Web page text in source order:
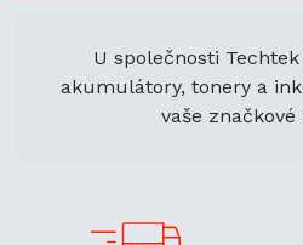
U společnosti
akumulátory, tonery a
vaše